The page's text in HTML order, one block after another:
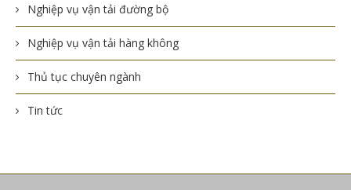
Nghiệp vụ vận tải đường bộ
Nghiệp vụ vận tải hàng không
Thủ tục chuyên ngành
Tin tức